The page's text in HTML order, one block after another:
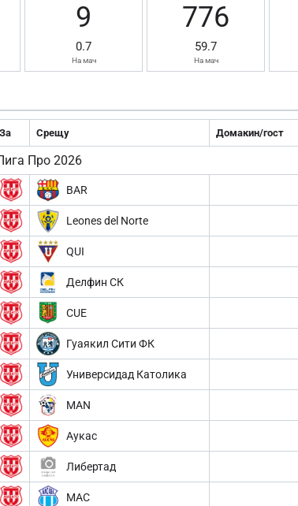
9
0.7
На мач
776
59.7
На мач
За Срещу Домакин/гост
Про 2026
BAR
Leones del Norte
QUI
Делфин СК
CUE
Гуаякил Сити ФК
Универсидад Католика
MAN
Аукас
Либертад
MAC